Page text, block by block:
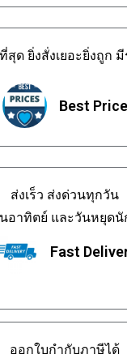
สุด ยิ่งสั่งเยอะยิ่งถูก
Best Price
ส่งเร็ว ส่งด่วนทุกวัน
นอาทิตย์ และวันหยุด
Fast
ออกใบกำกับภาษีได้